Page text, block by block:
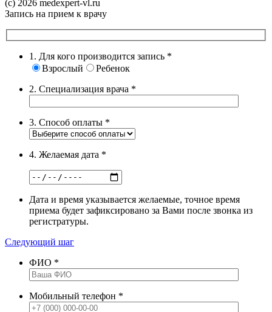
(c) 2026 medexpert-vl.ru
Запись на прием к врачу
1. Для кого производится запись *
Взрослый
Ребенок
2. Специализация врача *
3. Способ оплаты *
4. Желаемая дата *
Дата и время указывается желаемые, точное время
приема будет зафиксировано за Вами после звонка из
регистратуры.
Следующий шаг
ФИО *
Мобильный телефон *